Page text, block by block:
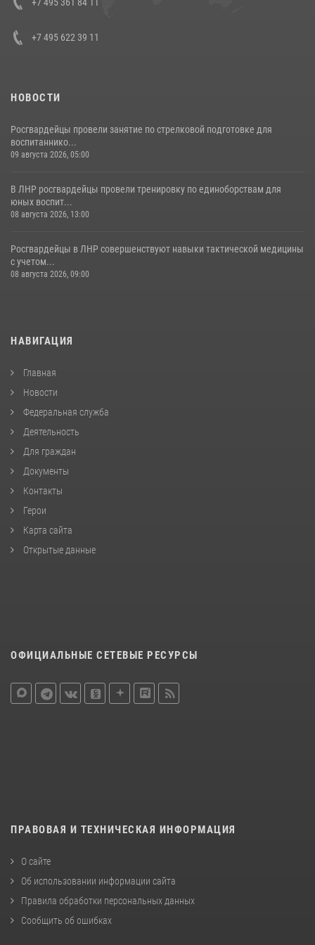
+7 495 622 39 11
НОВОСТИ
Росгвардейцы провели занятие по стрелковой подготовке для
воспитаннико...
09 августа 2026, 05:00
В ЛНР росгвардейцы провели тренировку по единоборствам для
юных воспит...
08 августа 2026, 13:00
Росгвардейцы в ЛНР совершенствуют навыки тактической медицины
с учетом...
08 августа 2026, 09:00
НАВИГАЦИЯ
Главная
Новости
Федеральная служба
Деятельность
Для граждан
Документы
Контакты
Герои
Карта сайта
Открытые данные
ОФИЦИАЛЬНЫЕ СЕТЕВЫЕ РЕСУРСЫ
ПРАВОВАЯ И ТЕХНИЧЕСКАЯ ИНФОРМАЦИЯ
О сайте
Об использовании информации сайта
Правила обработки персональных данных
Сообщить об ошибках